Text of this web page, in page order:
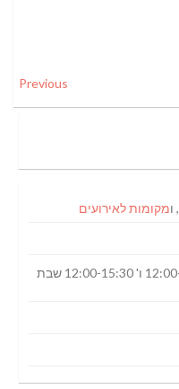
Previous
, ומקומות לאירועים
ימים א,ב,ג,ד,ה 12:00-23:30 ו' 12:00-15:30 שבת